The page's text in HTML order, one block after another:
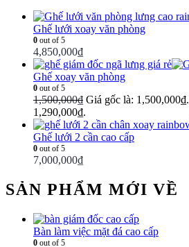
Ghế lưới xoay văn phòng
0 out of 5
4,850,000₫
Ghế xoay văn phòng
0 out of 5
1,500,000₫ Giá gốc là: 1,500,000₫.
1,290,000₫.
Ghế lưới 2 cần cao cấp
0 out of 5
7,000,000₫
SẢN PHẨM MỚI VỀ
Bàn làm việc mặt đá cao cấp
0 out of 5